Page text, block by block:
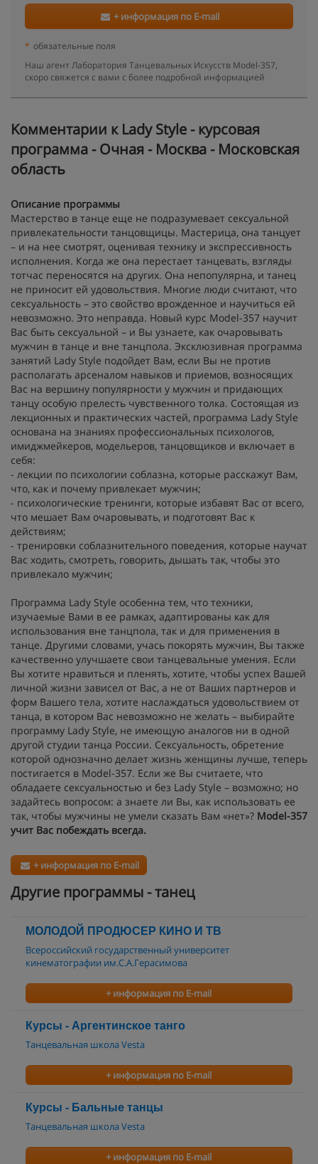
+ информация по E-mail
* обязательные поля
Наш агент Лаборатория Танцевальных Искусств Model-357,
скоро свяжется с вами с более подробной информацией
Kомментарии к Lady Style - курсовая
программа - Очная - Москва - Московская
область
Описание программы
Мастерство в танце еще не подразумевает сексуальной
привлекательности танцовщицы. Мастерица, она танцует
– и на нее смотрят, оценивая технику и экспрессивность
исполнения. Когда же она перестает танцевать, взгляды
тотчас переносятся на других. Она непопулярна, и танец
не приносит ей удовольствия. Многие люди считают, что
сексуальность – это свойство врожденное и научиться ей
невозможно. Это неправда. Новый курс Model-357 научит
Вас быть сексуальной – и Вы узнаете, как очаровывать
мужчин в танце и вне танцпола. Эксклюзивная программа
занятий Lady Style подойдет Вам, если Вы не против
располагать арсеналом навыков и приемов, возносящих
Вас на вершину популярности у мужчин и придающих
танцу особую прелесть чувственного толка. Состоящая из
лекционных и практических частей, программа Lady Style
основана на знаниях профессиональных психологов,
имиджмейкеров, модельеров, танцовщиков и включает в
себя:
- лекции по психологии соблазна, которые расскажут Вам,
что, как и почему привлекает мужчин;
- психологические тренинги, которые избавят Вас от всего,
что мешает Вам очаровывать, и подготовят Вас к
действиям;
- тренировки соблазнительного поведения, которые научат
Вас ходить, смотреть, говорить, дышать так, чтобы это
привлекало мужчин;
Программа Lady Style особенна тем, что техники,
изучаемые Вами в ее рамках, адаптированы как для
использования вне танцпола, так и для применения в
танце. Другими словами, учась покорять мужчин, Вы также
качественно улучшаете свои танцевальные умения. Если
Вы хотите нравиться и пленять, хотите, чтобы успех Вашей
личной жизни зависел от Вас, а не от Ваших партнеров и
форм Вашего тела, хотите наслаждаться удовольствием от
танца, в котором Вас невозможно не желать – выбирайте
программу Lady Style, не имеющую аналогов ни в одной
другой студии танца России. Сексуальность, обретение
которой однозначно делает жизнь женщины лучше, теперь
постигается в Model-357. Если же Вы считаете, что
обладаете сексуальностью и без Lady Style – возможно; но
задайтесь вопросом: а знаете ли Вы, как использовать ее
так, чтобы мужчины не умели сказать Вам «нет»? Model-357
учит Вас побеждать всегда.
+ информация по E-mail
Другие программы - танец
МОЛОДОЙ ПРОДЮСЕР КИНО И ТВ
Всероссийский государственный университет
кинематографии им.С.А.Герасимова
+ информация по E-mail
Курсы - Аргентинское танго
Танцевальная школа Vesta
+ информация по E-mail
Курсы - Бальные танцы
Танцевальная школа Vesta
+ информация по E-mail